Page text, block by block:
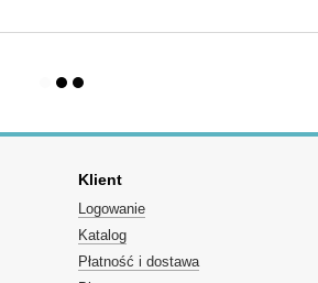
Klient
Logowanie
Katalog
Płatność i dostawa